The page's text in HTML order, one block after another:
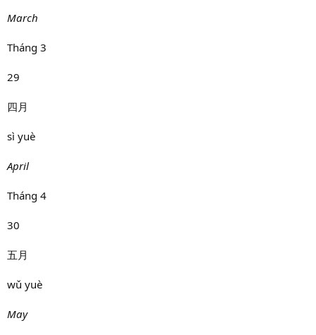
March
Tháng 3
29
四月
sì yuè
April
Tháng 4
30
五月
wǔ yuè
May